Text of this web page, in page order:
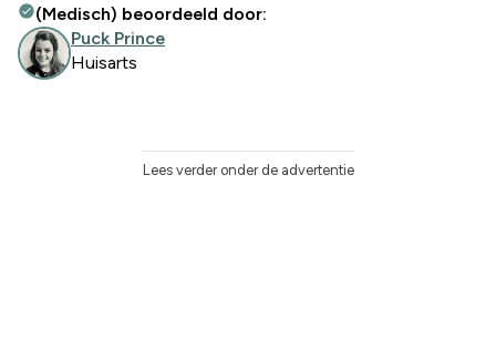
(Medisch) beoordeeld door:
Puck Prince
Huisarts
Lees verder onder de advertentie